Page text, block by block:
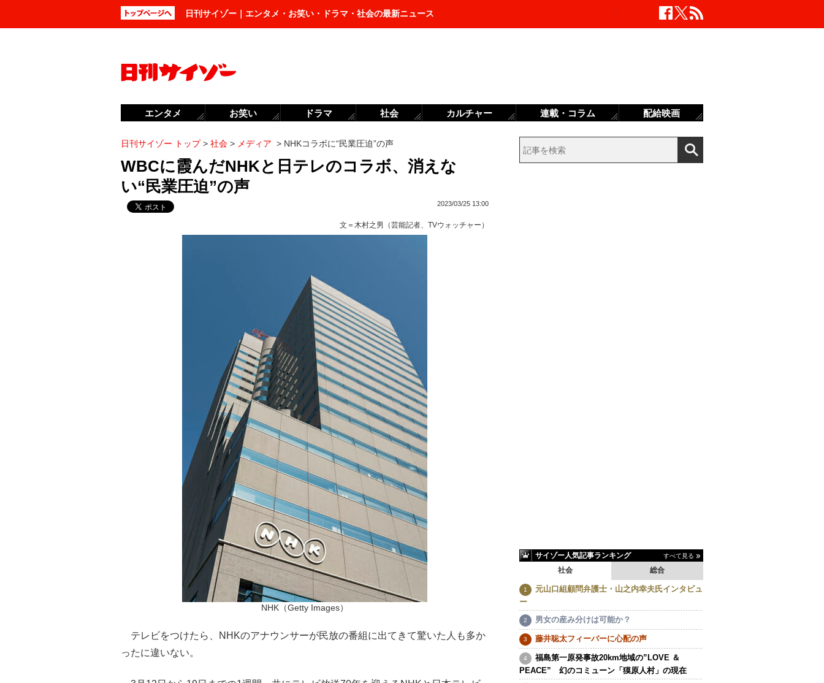
日刊サイゾー｜エンタメ・お笑い・ドラマ・社会の最新ニュース
日刊サイゾー トップ> 社会 > メディア > NHKコラボに“民業圧迫”の声
WBCに霞んだNHKと日テレのコラボ、消えな
い“民業圧迫”の声
2023/03/25 13:00
文＝ 木村之男（芸能記者、TVウォッチャー）
NHK（Getty Images）
テレビをつけたら、NHKのアナウンサーが民放の番組に出てきて驚いた人も多か
ったに違いない。
サイゾー人気記事ランキング すべて見る
社会 総合
元山口組顧問弁護士・山之内幸夫氏インタビュ
ー
男女の産み分けは可能か？
藤井聡太フィーバーに心配の声
福島第一原発事故20km地域の”LOVE ＆
PEACE” 幻のコミューン「獏原人村」の現在
エンタメ お笑い ドラマ 社会 カルチャー 連載・コラム 配給映画